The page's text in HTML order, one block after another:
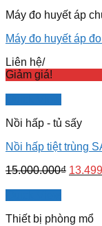
Máy đo huyết áp
Máy đo huyết áp
Liên hệ/
Giảm giá!
Nồi hấp - tủ sấy
Nồi hấp tiệt trùng
15.000.000₫
Thiết bị phòng mổ